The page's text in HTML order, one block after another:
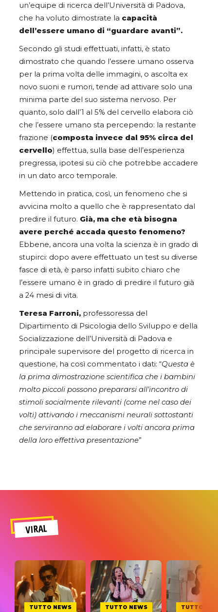
un’equipe di ricerca dell’Università di Padova,
che ha voluto dimostrate la capacità
dell’essere umano di “guardare avanti”.
Secondo gli studi effettuati, infatti, è stato
dimostrato che quando l’essere umano osserva
per la prima volta delle immagini, o ascolta ex
novo suoni e rumori, tende ad attivare solo una
minima parte del suo sistema nervoso. Per
quanto, solo dall’1 al 5% del cervello elabora ciò
che l’essere umano sta percependo: la restante
frazione (composta invece dal 95% circa del
cervello) effettua, sulla base dell’esperienza
pregressa, ipotesi su ciò che potrebbe accadere
in un dato arco temporale.
Mettendo in pratica, così, un fenomeno che si
avvicina molto a quello che è rappresentato dal
predire il futuro. Già, ma che età bisogna
avere perché accada questo fenomeno?
Ebbene, ancora una volta la scienza è in grado di
stupirci: dopo avere effettuato un test su diverse
fasce di età, è parso infatti subito chiaro che
l’essere umano è in grado di predire il futuro già
a 24 mesi di vita.
Teresa Farroni, professoressa del
Dipartimento di Psicologia dello Sviluppo e della
Socializzazione dell’Università di Padova e
principale supervisore del progetto di ricerca in
questione, ha così commentato i dati: “Questa è
la prima dimostrazione scientifica che i bambini
molto piccoli possono prepararsi all’incontro di
stimoli socialmente rilevanti (come nel caso dei
volti) attivando i meccanismi neurali sottostanti
che serviranno ad elaborare i volti ancora prima
della loro effettiva presentazione”
VIRAL
TUTTO NEWS TUTTO NEWS TUTTO